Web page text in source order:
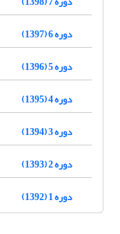
دوره 6 (1397)
دوره 5 (1396)
دوره 4 (1395)
دوره 3 (1394)
دوره 2 (1393)
دوره 1 (1392)